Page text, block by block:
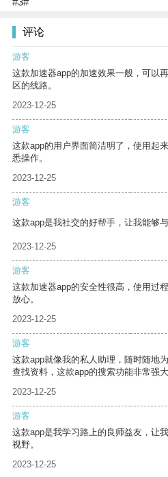
评论
游客
这款加速器app的加速效果一般，可以
区的线路。
2023-12-25
游客
这款app的用户界面简洁明了，使用起
悉操作。
2023-12-25
游客
这款app是我社交的好帮手，让我能够
2023-12-25
游客
这款加速器app的安全性很高，使用过
放心。
2023-12-25
游客
这款app就像我的私人助理，随时随地
查找资料，这款app的搜索功能非常强
2023-12-25
游客
这款app是我学习路上的良师益友，让
视野。
2023-12-25